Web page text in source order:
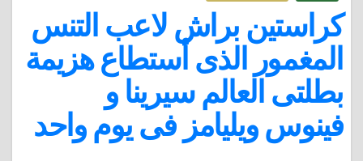
كراستين براش لاعب التنس
المغمور الذى أستطاع هزيمة
بطلتى العالم سيرينا و
فينوس ويليامز فى يوم واحد